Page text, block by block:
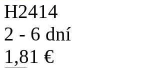
H2414
2 - 6 dní
1,81 €